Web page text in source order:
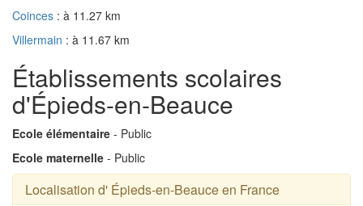
Coinces : à 11.27 km
Villermain : à 11.67 km
Établissements scolaires
d'Épieds-en-Beauce
Ecole élémentaire - Public
Ecole maternelle - Public
Localisation d' Épieds-en-Beauce en France